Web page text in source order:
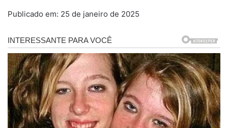
Publicado em: 25 de janeiro de 2025